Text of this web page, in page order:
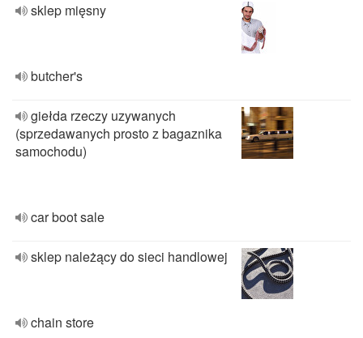
sklep mięsny
butcher's
giełda rzeczy uzywanych
(sprzedawanych prosto z bagaznika
samochodu)
car boot sale
sklep należący do sieci handlowej
chain store